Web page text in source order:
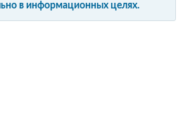
в информационных целях.